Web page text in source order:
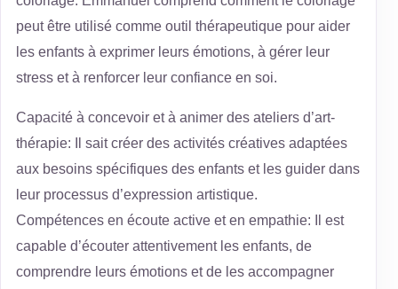
peut être utilisé comme outil thérapeutique pour aider
les enfants à exprimer leurs émotions, à gérer leur
stress et à renforcer leur confiance en soi.
Capacité à concevoir et à animer des ateliers d’art-
thérapie: Il sait créer des activités créatives adaptées
aux besoins spécifiques des enfants et les guider dans
leur processus d’expression artistique.
Compétences en écoute active et en empathie: Il est
capable d’écouter attentivement les enfants, de
comprendre leurs émotions et de les accompagner